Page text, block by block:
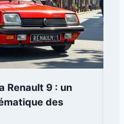
Renault 9 : un
des